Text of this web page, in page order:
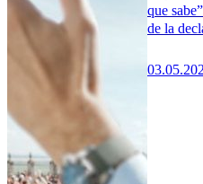
que
de la